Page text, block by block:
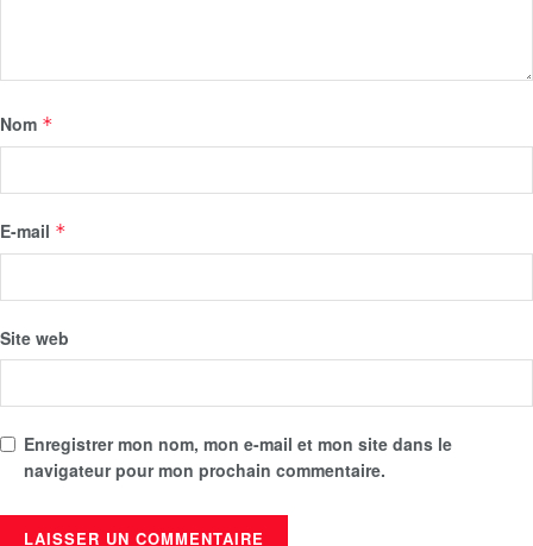
Nom *
E-mail *
Site web
Enregistrer mon nom, mon e-mail et mon site dans le
navigateur pour mon prochain commentaire.